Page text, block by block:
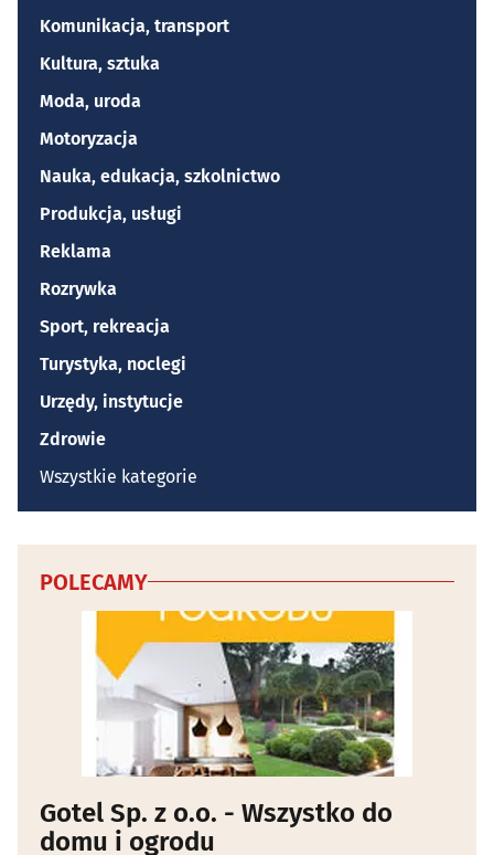
Komunikacja, transport
Kultura, sztuka
Moda, uroda
Motoryzacja
Nauka, edukacja, szkolnictwo
Produkcja, usługi
Reklama
Rozrywka
Sport, rekreacja
Turystyka, noclegi
Urzędy, instytucje
Zdrowie
Wszystkie kategorie
POLECAMY
Gotel Sp. z o.o. - Wszystko do
domu i ogrodu